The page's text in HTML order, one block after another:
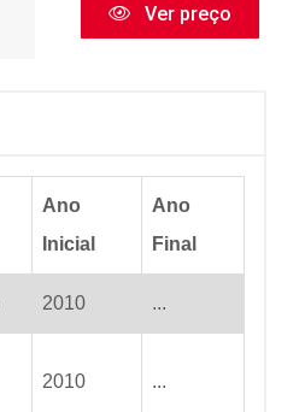
Ver preço
Ano
Inicial
Ano
Final
2010 ...
2010 ...